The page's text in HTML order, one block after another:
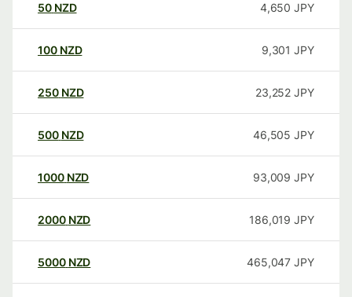
50 NZD 4,650 JPY
100 NZD 9,301 JPY
250 NZD 23,252 JPY
500 NZD 46,505 JPY
1000 NZD 93,009 JPY
2000 NZD 186,019 JPY
5000 NZD 465,047 JPY